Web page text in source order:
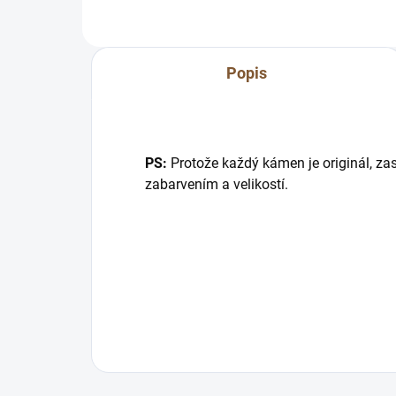
Popis
PS: Protože každý kámen je originál,
zabarvením a velikostí.